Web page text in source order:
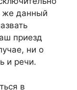
же данный
приезд
ни о
и речи.
в